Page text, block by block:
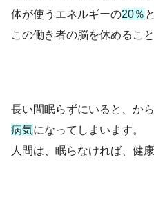
体が使うエネルギーの20％
この働き者の脳を休めるこ
長い間眠らずにいると、か
病気になってしまいます。
人間は、眠らなければ、健